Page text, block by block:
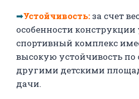
➡Устойчивость:за счет
особенности
спортивный комплекс
высокую устойчивость по
другими детскими
дачи.